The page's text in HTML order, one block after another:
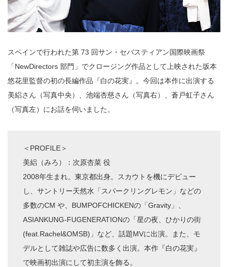
スペインで行われた第 73 回サン・セバスティアン国際映画祭
「NewDirectors 部門」でクロージング作品として上映された坂本
悠花里監督の初の長編作品『白の花実』。今回は本作に出演する
美絽さん（写真中央）、池端杏慈さん（写真右）、蒼戸虹子さん
（写真左）にお話を伺いました。
＜PROFILE＞
美絽（みろ）：次原杏菜 役
2008年生まれ。東京都出身。スカウトを機にデビュー
し、サントリー天然水「スパークリングレモン」などの
多数のCM や、BUMPOFCHICKENの「Gravity」、
ASIANKUNG-FUGENERATIONの「星の夜、ひかりの街
(feat.Rachel&OMSB)」など、話題MVに出演。また、モ
デルとして雑誌や広告に数多く出演。本作『白の花実』
で映画初出演にして初主演を飾る。